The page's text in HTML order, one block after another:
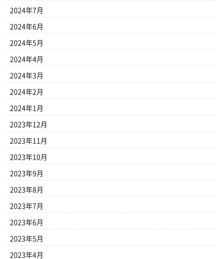
2024年7月
2024年6月
2024年5月
2024年4月
2024年3月
2024年2月
2024年1月
2023年12月
2023年11月
2023年10月
2023年9月
2023年8月
2023年7月
2023年6月
2023年5月
2023年4月